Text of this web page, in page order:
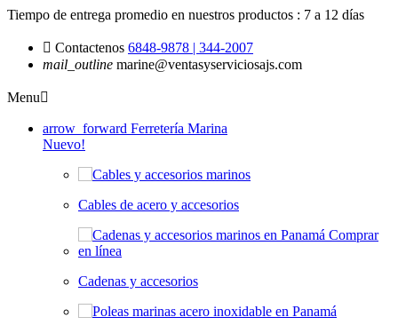
Tiempo de entrega promedio en nuestros productos : 7 a 12 días
 Contactenos 6848-9878 | 344-2007
mail_outline marine@ventasyserviciosajs.com
Menu
arrow_forward Ferretería Marina
Nuevo!
Cables de acero y accesorios
Cadenas y accesorios